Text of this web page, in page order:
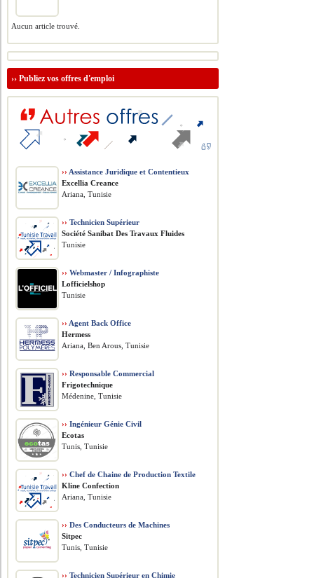
Aucun article trouvé.
››Publiez vos offres d'emploi
›› Assistance Juridique et Contentieux
Excellia Creance
Ariana, Tunisie
›› Technicien Supérieur
Société Sanibat Des Travaux Fluides
Tunisie
›› Webmaster / Infographiste
Lofficielshop
Tunisie
›› Agent Back Office
Hermess
Ariana, Ben Arous, Tunisie
›› Responsable Commercial
Frigotechnique
Médenine, Tunisie
›› Ingénieur Génie Civil
Ecotas
Tunis, Tunisie
›› Chef de Chaine de Production Textile
Kline Confection
Ariana, Tunisie
›› Des Conducteurs de Machines
Sitpec
Tunis, Tunisie
›› Technicien Supérieur en Chimie